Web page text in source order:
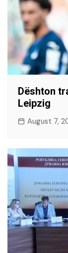
Dështon
Leipzig
August 7,